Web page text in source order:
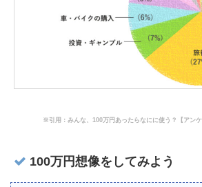
※引用：みんな、100万円あったらなにに使う？【アン
100万円想像をしてみよう